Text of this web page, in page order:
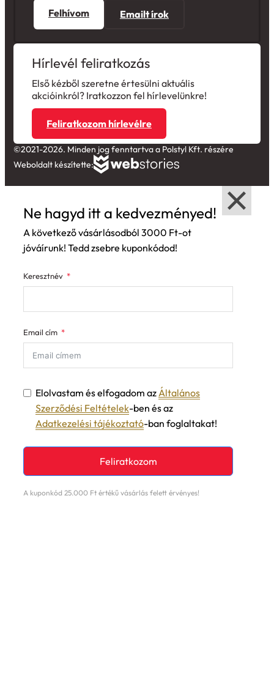
Felhívom Emailt írok
Hírlevél feliratkozás
Első kézből szeretne értesülni aktuális
akcióinkról? Iratkozzon fel hírlevelünkre!
Feliratkozom hírlevélre
©2021-2026. Minden jog fenntartva a Polstyl Kft. részére
Weboldalt készítette:
Ne hagyd itt a kedvezményed!
A következő vásárlásodból 3000 Ft-ot
jóváírunk! Tedd zsebre kuponkódod!
Keresztnév
Email cím
Elolvastam és elfogadom azÁltalános
Szerződési Feltételek-ben és az
Adatkezelési tájékoztató-ban foglaltakat!
Feliratkozom
A kuponkód 25.000 Ft értékű vásárlás felett érvényes!